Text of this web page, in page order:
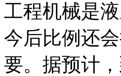
工程机械是
今后比例还
要。据预计